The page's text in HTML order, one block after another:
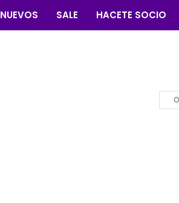
NUEVOS SALE HACETE SOCIO